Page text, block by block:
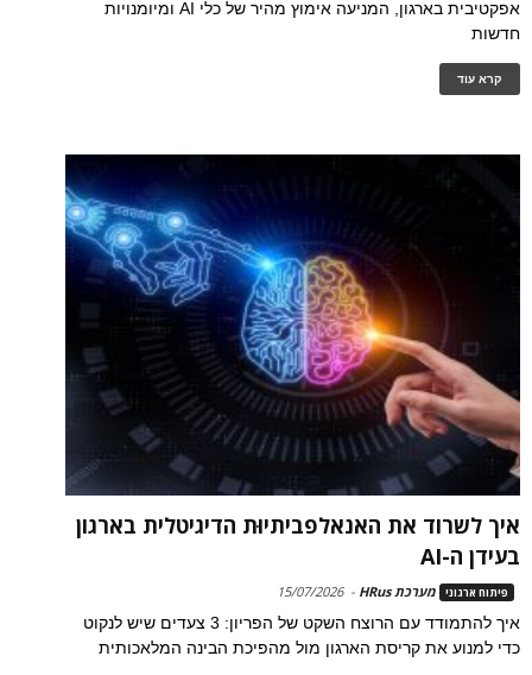
אפקטיבית בארגון, המניעה אימוץ מהיר של כלי AI ומיומנויות
חדשות
קרא עוד
איך לשרוד את האנאלפביתיוּת הדיגיטלית בארגון
בעידן ה-AI
פיתוח ארגוני מערכת HRus -
15/07/2026
איך להתמודד עם הרוצח השקט של הפריון: 3 צעדים שיש לנקוט
כדי למנוע את קריסת הארגון מול מהפיכת הבינה המלאכותית